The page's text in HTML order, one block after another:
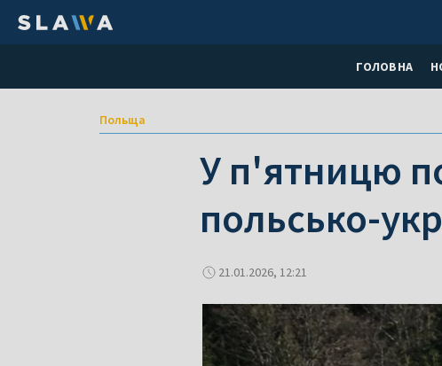
ГОЛОВНА
Польща
У п'ятницю
польсько-
21.01.2026, 12:21